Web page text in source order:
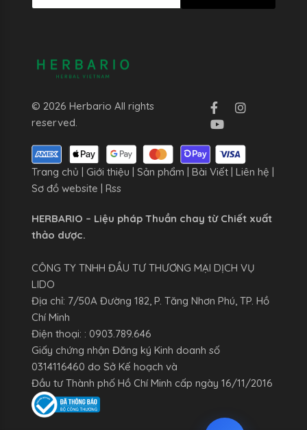
© 2026 Herbario All rights
reserved.
Trang chủ Giới thiệu Sản phẩm Bài Viết Liên hệ
Sơ đồ website
Rss
HERBARIO – Liệu pháp Thuần chay từ Chiết xuất
thảo dược.
CÔNG TY TNHH ĐẦU TƯ THƯƠNG MẠI DỊCH VỤ
LIDO
Địa chỉ: 7/50A Đường 182, P. Tăng Nhơn Phú, TP. Hồ
Chí Minh
Điện thoại: : 0903.789.646
Giấy chứng nhận Đăng ký Kinh doanh số
0314116460 do Sở Kế hoạch và
Đầu tư Thành phố Hồ Chí Minh cấp ngày 16/11/2016